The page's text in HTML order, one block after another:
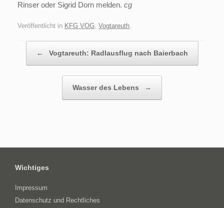
Rinser oder Sigrid Dorn melden. cg
Veröffentlicht in KFG VOG Vogtareuth
← Vogtareuth: Radlausflug nach Baierbach
Wasser des Lebens →
Wichtiges
Impressum
Datenschutz und Rechtliches